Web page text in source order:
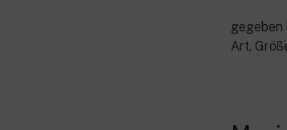
gegeben
Art,